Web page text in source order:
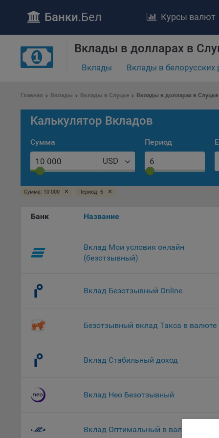
На
Банки.Бел Курсы валют
Вклады в долларах в
Вклады Вклады в белорусских
Главная Вклады Вклады в Слуцке Вклады в долларах в Слуцке
Калькулятор Вкладов
Сумма
USD
Период
Сумма: 10 000 × Период: 6 ×
Банк Название
Вклад Мои условия онлайн
(безотзывный)
Вклад Безотзывный Online
Безотзывный вклад Такса в валюте
Вклад Стабильный доход
Вклад Нео Безотзывный
Вклад Оптимальный в валюте